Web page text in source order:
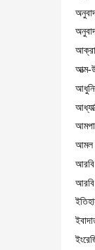
আত্ম-
আমল
আরবি
আরবি